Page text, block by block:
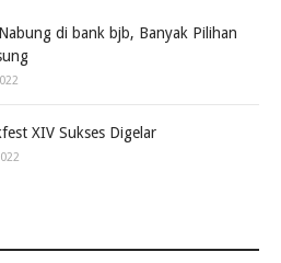
di bank bjb, Banyak Pilihan
XIV Sukses Digelar